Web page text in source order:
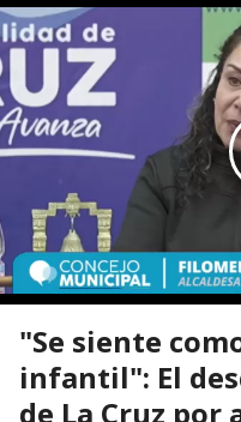
"Se siente
infantil": El
de La Cruz